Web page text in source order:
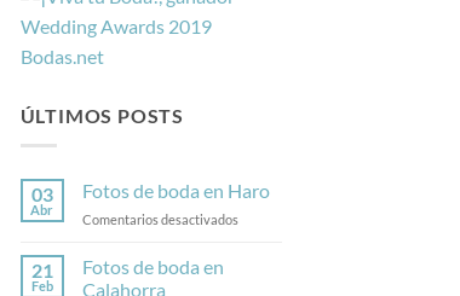
ÚLTIMOS POSTS
03
Abr
Fotos de boda en Haro
Comentarios desactivados
21
Feb
Fotos de boda en
Calahorra